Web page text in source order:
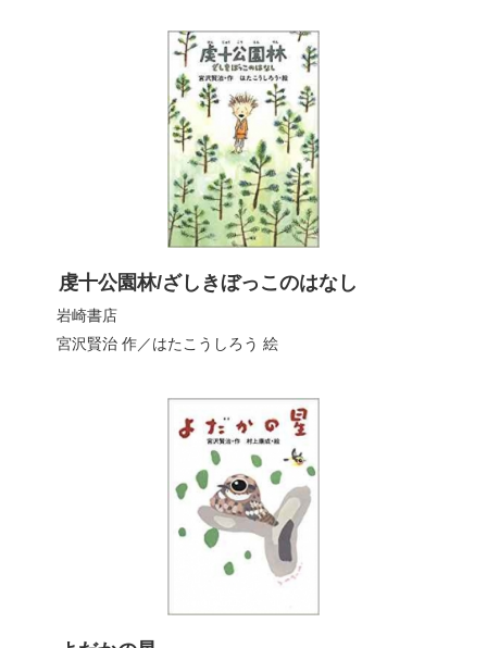
虔十公園林/ざしきぼっこのはなし
岩崎書店
宮沢賢治作／はたこうしろう 絵